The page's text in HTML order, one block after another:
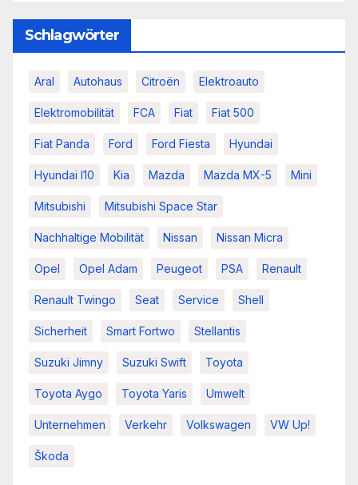
Schlagwörter
Aral Autohaus Citroën Elektroauto
Elektromobilität FCA Fiat Fiat 500
Fiat Panda Ford Ford Fiesta Hyundai
Hyundai I10 Kia Mazda Mazda MX-5 Mini
Mitsubishi Mitsubishi Space Star
Nachhaltige Mobilität Nissan Nissan Micra
Opel Opel Adam Peugeot PSA Renault
Renault Twingo Seat Service Shell
Sicherheit Smart Fortwo Stellantis
Suzuki Jimny Suzuki Swift Toyota
Toyota Aygo Toyota Yaris Umwelt
Unternehmen Verkehr Volkswagen VW Up!
Škoda